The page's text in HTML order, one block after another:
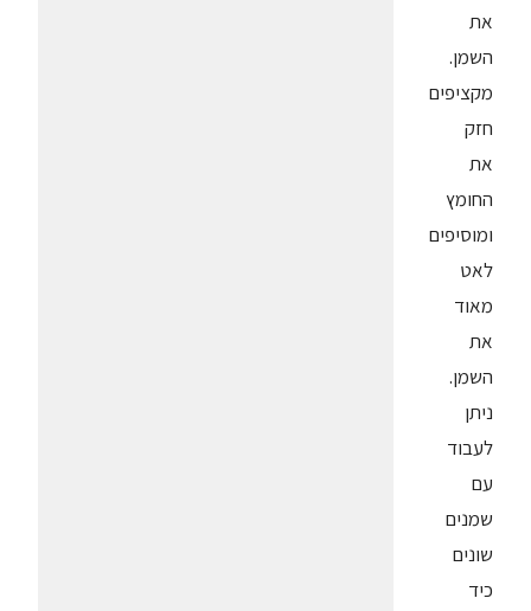
את
השמן.
מקציפים
חזק
את
החומץ
ומוסיפים
לאט
מאוד
את
השמן.
ניתן
לעבוד
עם
שמנים
שונים
כיד